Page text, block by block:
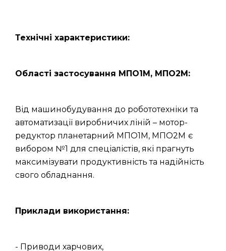
Технічні характеристики:
Області застосування МПО1М, МПО2М:
Від машинобудування до робототехніки та
автоматизації виробничих ліній – мотор-
редуктор планетарний МПО1М, МПО2М є
вибором №1 для спеціалістів, які прагнуть
максимізувати продуктивність та надійність
свого обладнання.
Приклади використання:
- Приводи харчових,